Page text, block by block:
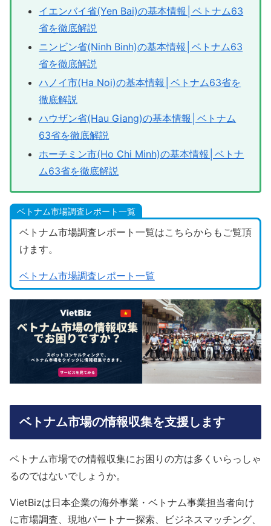
イエンバイ省(Yen Bai)の基本情報│ベトナム63
省を徹底解説
ニンビン省(Ninh Binh)の基本情報│ベトナム63
省を徹底解説
ハノイ市(Ha Noi)の基本情報│ベトナム63省を
徹底解説
ハウザン省(Hau Giang)の基本情報│ベトナム
63省を徹底解説
ホーチミン市(Ho Chi Minh)の基本情報│ベトナ
ム63省を徹底解説
ベトナム市場調査レポート一覧
ベトナム市場調査レポート一覧はこちらからもご覧頂
けます。
ベトナム市場調査レポート一覧
ベトナム市場の情報収集を支援します
ベトナム市場での情報収集にお困りの方は多くいらっしゃ
るのではないでしょうか。
VietBizは日本企業の海外事業・ベトナム事業担当者向け
に市場調査、現地パートナー探索、ビジネスマッチング、